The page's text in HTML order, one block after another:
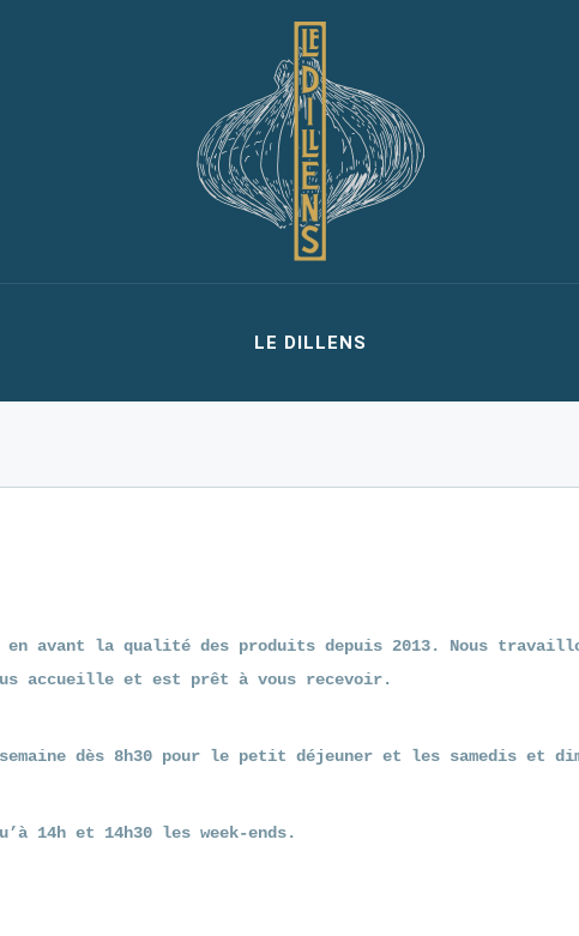
LE DILLENS
avant la qualité des produits depuis 2013. Nous
accueille et est prêt à vous recevoir.
dès 8h30 pour le petit déjeuner et les samedis et
14h et 14h30 les week-ends.